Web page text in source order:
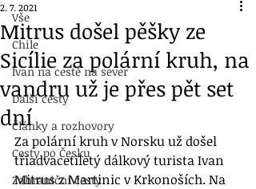
Vše
Chile
Ivan na cestě na sever
Další cesty
Články a rozhovory
Cesty po Česku
Zahraniční cesty
Mitrus došel pěšky ze
Sicílie za polární kruh, na
vandru už je přes pět set
dní
2. 7. 2021
Za polární kruh v Norsku už došel
třiadvacetiletý dálkový turista Ivan
Mitrus z Martinic v Krkonoších. Na